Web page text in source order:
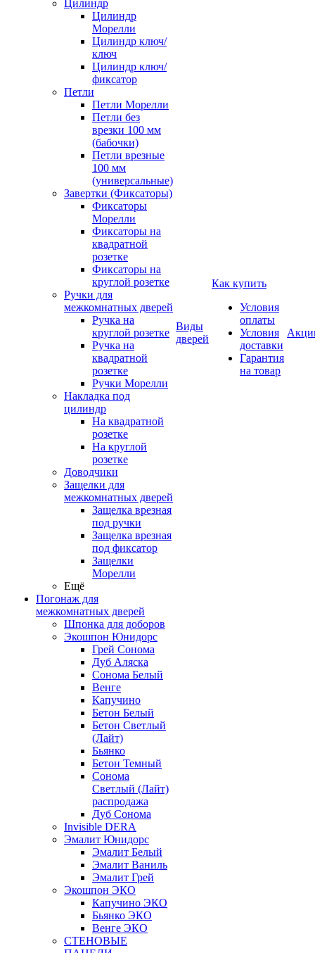
Цилиндр
Цилиндр
Морелли
Цилиндр ключ/
ключ
Цилиндр ключ/
фиксатор
Петли
Петли Морелли
Петли без
врезки 100 мм
(бабочки)
Петли врезные
100 мм
(универсальные)
Завертки (Фиксаторы)
Фиксаторы
Морелли
Фиксаторы на
квадратной
розетке
Фиксаторы на
круглой розетке
Ручки для
межкомнатных дверей
Ручка на
круглой розетке
Ручка на
квадратной
розетке
Ручки Морелли
Накладка под
цилиндр
На квадратной
розетке
На круглой
розетке
Доводчики
Защелки для
межкомнатных дверей
Защелка врезная
под ручки
Защелка врезная
под фиксатор
Защелки
Морелли
Ещё
Погонаж для
межкомнатных дверей
Шпонка для доборов
Экошпон Юнидорс
Грей Сонома
Дуб Аляска
Сонома Белый
Венге
Капучино
Бетон Белый
Бетон Светлый
(Лайт)
Бьянко
Бетон Темный
Сонома
Светлый (Лайт)
распродажа
Дуб Сонома
Invisible DERA
Эмалит Юнидорс
Эмалит Белый
Эмалит Ваниль
Эмалит Грей
Экошпон ЭКО
Капучино ЭКО
Бьянко ЭКО
Венге ЭКО
СТЕНОВЫЕ
Виды
дверей
Как купить
Условия
оплаты
Условия
доставки
Гарантия
на товар